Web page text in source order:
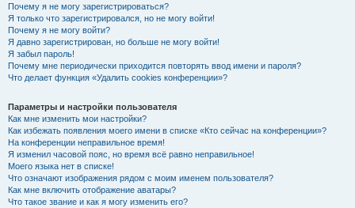
Почему я не могу зарегистрироваться?
Я только что зарегистрировался, но не могу войти!
Почему я не могу войти?
Я давно зарегистрирован, но больше не могу войти!
Я забыл пароль!
Почему мне периодически приходится повторять ввод имени и пароля?
Что делает функция «Удалить cookies конференции»?
Параметры и настройки пользователя
Как мне изменить мои настройки?
Как избежать появления моего имени в списке «Кто сейчас на конференции»?
На конференции неправильное время!
Я изменил часовой пояс, но время всё равно неправильное!
Моего языка нет в списке!
Что означают изображения рядом с моим именем пользователя?
Как мне включить отображение аватары?
Что такое звание и как я могу изменить его?